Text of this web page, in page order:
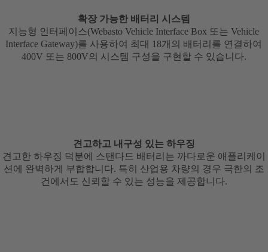
확장 가능한 배터리 시스템
지능형 인터페이스(Webasto Vehicle Interface Box 또는 Vehicle
Interface Gateway)를 사용하여 최대 18개의 배터리를 연결하여
400V 또는 800V의 시스템 구성을 구현할 수 있습니다.
견고하고 내구성 있는 하우징
견고한 하우징 덕분에 스탠다드 배터리는 까다로운 애플리케이
션에 완벽하게 부합합니다. 특히 산업용 차량의 경우 극한의 조
건에서도 신뢰할 수 있는 성능을 제공합니다.